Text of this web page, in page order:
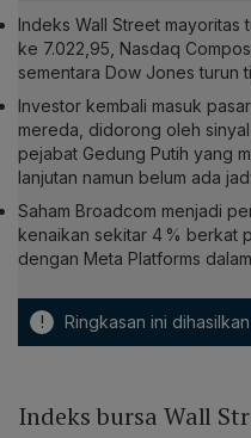
Indeks Wall Street mayoritas
ke 7.022,95, Nasdaq
sementara Dow Jones turun
Investor kembali masuk
mereda, didorong oleh
pejabat Gedung Putih yang
lanjutan namun belum ada
Saham Broadcom menjadi
kenaikan sekitar 4 % berkat
dengan Meta Platforms
! Ringkasan ini
Indeks bursa Wall